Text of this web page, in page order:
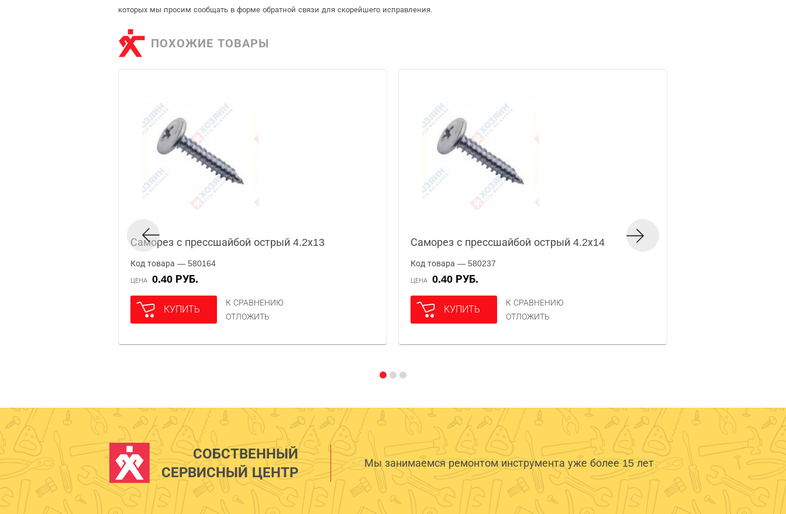
которых мы просим сообщать в форме обратной связи для скорейшего исправления.
ПОХОЖИЕ ТОВАРЫ
Саморез с прессшайбой острый 4.2х13
Код товара — 580164
ЦЕНА 0.40 РУБ.
КУПИТЬ
К СРАВНЕНИЮ
ОТЛОЖИТЬ
Саморез с прессшайбой острый 4.2х14
Код товара — 580237
ЦЕНА 0.40 РУБ.
КУПИТЬ
К СРАВНЕНИЮ
ОТЛОЖИТЬ
СОБСТВЕННЫЙ
СЕРВИСНЫЙ ЦЕНТР
Мы занимаемся ремонтом инструмента уже более 15 лет